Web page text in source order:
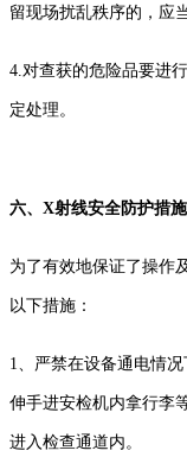
留现场扰乱秩序的，应
4.对查获的危险品要进
定处理。
六、X射线安全防护措施
为了有效地保证了操作
以下措施：
1、严禁在设备通电情
伸手进安检机内拿行李
进入检查通道内。